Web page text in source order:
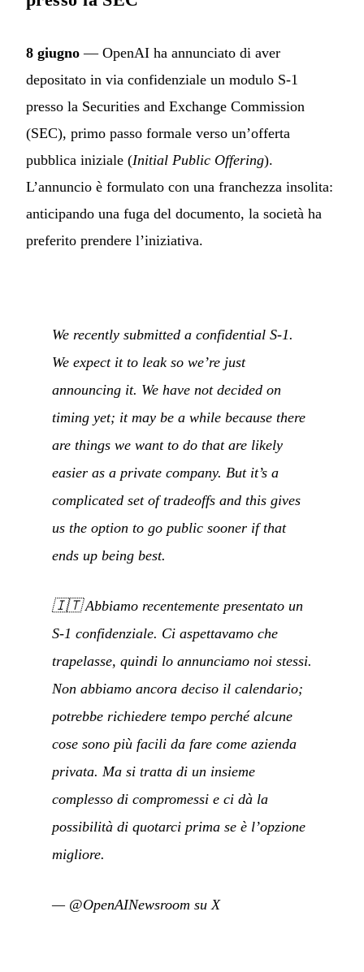
8 giugno — OpenAI ha annunciato di aver
depositato in via confidenziale un modulo S-1
presso la Securities and Exchange Commission
(SEC), primo passo formale verso un’offerta
pubblica iniziale (Initial Public Offering).
L’annuncio è formulato con una franchezza insolita:
anticipando una fuga del documento, la società ha
preferito prendere l’iniziativa.
We recently submitted a confidential S-1.
We expect it to leak so we’re just
announcing it. We have not decided on
timing yet; it may be a while because there
are things we want to do that are likely
easier as a private company. But it’s a
complicated set of tradeoffs and this gives
us the option to go public sooner if that
ends up being best.
🇮🇹Abbiamo recentemente presentato un
S-1 confidenziale. Ci aspettavamo che
trapelasse, quindi lo annunciamo noi stessi.
Non abbiamo ancora deciso il calendario;
potrebbe richiedere tempo perché alcune
cose sono più facili da fare come azienda
privata. Ma si tratta di un insieme
complesso di compromessi e ci dà la
possibilità di quotarci prima se è l’opzione
migliore.
— @OpenAINewsroom su X